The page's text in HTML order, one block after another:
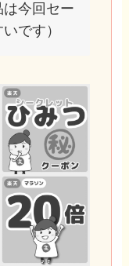
今回セー
です）